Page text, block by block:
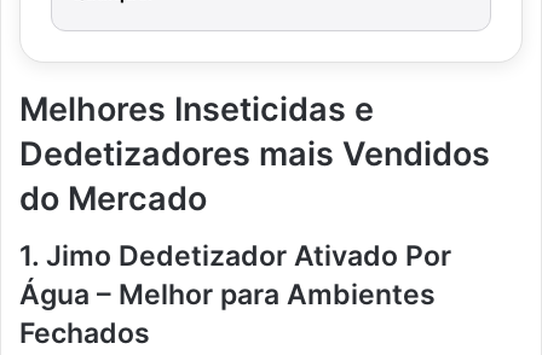
Melhores Inseticidas e
Dedetizadores mais Vendidos
do Mercado
1. Jimo Dedetizador Ativado Por
Água – Melhor para Ambientes
Fechados